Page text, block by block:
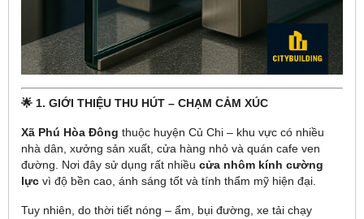
🌟 1. GIỚI THIỆU THU HÚT – CHẠM CẢM XÚC
Xã Phú Hòa Đông thuộc huyện Củ Chi – khu vực có nhiều
nhà dân, xưởng sản xuất, cửa hàng nhỏ và quán cafe ven
đường. Nơi đây sử dụng rất nhiều cửa nhôm kính cường
lực vì độ bền cao, ánh sáng tốt và tính thẩm mỹ hiện đại.
Tuy nhiên, do thời tiết nóng – ẩm, bụi đường, xe tải chạy